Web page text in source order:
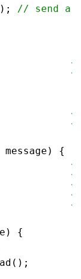
// send a
message) {
{